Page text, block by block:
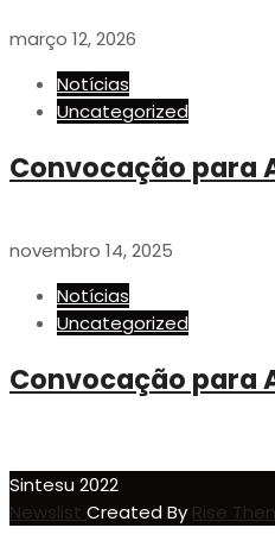
março 12, 2026
Notícias
Uncategorized
Convocação para
novembro 14, 2025
Notícias
Uncategorized
Convocação para
Sintesu 2022
Newslist Created By Rise